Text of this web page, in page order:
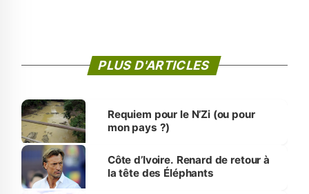
PLUS D'ARTICLES
Requiem pour le N’Zi (ou pour
mon pays ?)
Côte d’Ivoire. Renard de retour à
la tête des Éléphants